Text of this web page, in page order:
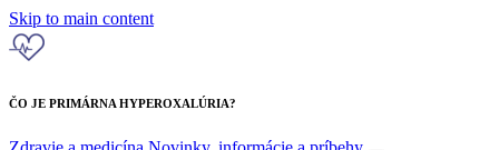
Skip to main content
ČO JE PRIMÁRNA HYPEROXALÚRIA?